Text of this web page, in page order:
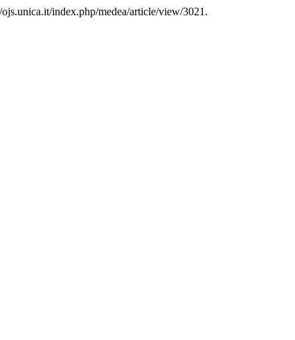
index.php/medea/article/view/3021.